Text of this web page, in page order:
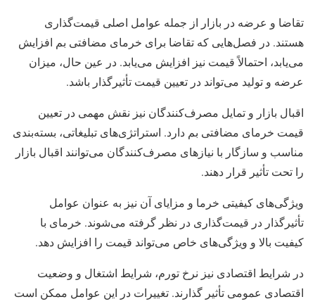
تقاضا و عرضه در بازار از جمله عوامل اصلی قیمت‌گذاری
هستند. در فصل‌هایی که تقاضا برای خرمای مضافتی بم افزایش
می‌یابد، احتمالاً قیمت نیز افزایش می‌یابد. در عین حال، میزان
عرضه و تولید می‌تواند در تعیین قیمت تأثیرگذار باشد.
اقبال بازار و تمایل مصرف‌کنندگان نیز نقش مهمی در تعیین
قیمت خرمای مضافتی بم دارد. استراتژی‌های تبلیغاتی، بسته‌بندی
مناسب و سازگار با نیازهای مصرف‌کنندگان می‌توانند اقبال بازار
را تحت تأثیر قرار دهند.
ویژگی‌های کیفیتی خرما و مزایای آن نیز به عنوان عوامل
تأثیرگذار در قیمت‌گذاری در نظر گرفته می‌شوند. خرمای با
کیفیت بالا و ویژگی‌های خاص می‌تواند قیمت را افزایش دهد.
در شرایط اقتصادی نیز نرخ تورم، شرایط اشتغال و وضعیت
اقتصادی عمومی تأثیر گذارند. تغییرات در این عوامل ممکن است